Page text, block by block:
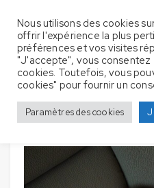
Accueil Couverture bébé
japonais splendide
Nous utilisons des cookies
offrir l'expérience la plus
préférences et vos visites
"J'accepte", vous consentez
cookies. Toutefois, vous
cookies" pour fournir un
Paramètres des cookies